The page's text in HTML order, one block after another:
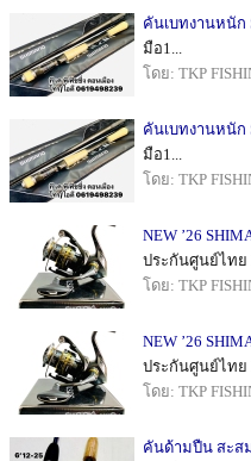
คันเบทงานหนัก
มือ1...
โดย: TKP
คันเบทงานหนัก
มือ1...
โดย: TKP
NEW ’26
ประกันศูนย์ไทย
โดย: TKP
NEW ’26
ประกันศูนย์ไทย
โดย: TKP
คันด้ามปืน สะส